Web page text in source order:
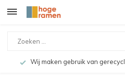
Wij maken gebruik van